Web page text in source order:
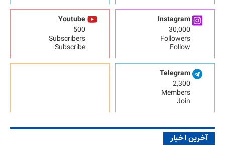
Instagram
30,000
Followers
Follow
Youtube
500
Subscribers
Subscribe
Telegram
2,300
Members
Join
آخرین اخبار